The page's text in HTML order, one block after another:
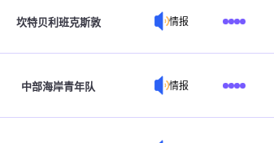
坎特贝利班克斯敦 情报
中部海岸青年队 情报